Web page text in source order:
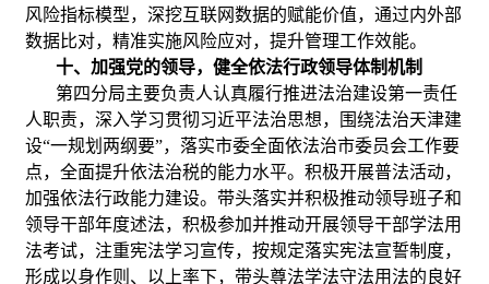
风险指标模型，深挖互联网数据的赋能价值，通过内外部
数据比对，精准实施风险应对，提升管理工作效能。
十、加强党的领导，健全依法行政领导体制机制
第四分局主要负责人认真履行推进法治建设第一责任
人职责，深入学习贯彻习近平法治思想，围绕法治天津建
设“一规划两纲要”，落实市委全面依法治市委员会工作要
点，全面提升依法治税的能力水平。积极开展普法活动，
加强依法行政能力建设。带头落实并积极推动领导班子和
领导干部年度述法，积极参加并推动开展领导干部学法用
法考试，注重宪法学习宣传，按规定落实宪法宣誓制度，
形成以身作则、以上率下，带头尊法学法守法用法的良好